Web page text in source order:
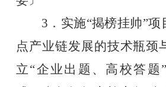
3．实施“揭榜挂帅”
点产业链发展的技术瓶颈
立“企业出题、高校答题